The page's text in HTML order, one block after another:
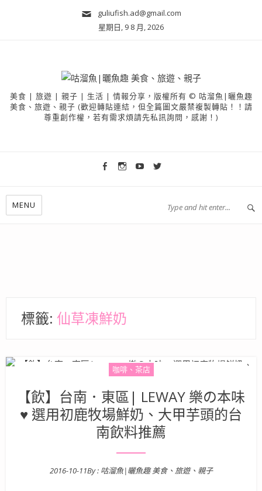
guliufish.ad@gmail.com
星期日, 9 8 月, 2026
美食 | 旅遊 | 親子 | 生活 | 情報分享，版權所有 © 咕溜魚|曬魚趣
美食、旅遊、親子 (歡迎轉貼連結，但全篇圖文嚴禁複製轉貼！！請
尊重創作權，若有需求煩請先私訊詢問，感謝！)
MENU
標籤: 仙草凍鮮奶
咖啡、茶店
【飲】台南．東區| LEWAY 樂の本味
♥ 選用初鹿牧場鮮奶、大甲芋頭的台
南飲料推薦
Posted on
2016-10-11By : 咕溜魚|曬魚趣 美食、旅遊、親子